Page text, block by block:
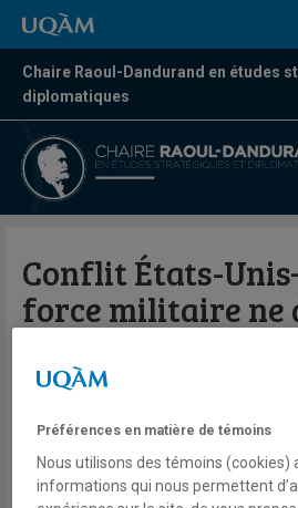
Chaire Raoul-Dandurand en études
diplomatiques
Conflit États-
force militaire ne
Par Pierre Pahlavi
28 février 2026
Préférences en matière de témoins
Nous utilisons des témoins (cookies)
informations qui nous permettent